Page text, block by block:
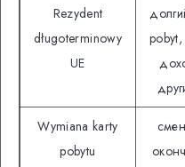
Rezydent
długoterminowy
UE
Wymiana karty
pobytu